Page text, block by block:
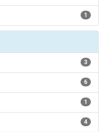
1
3
6
1
4